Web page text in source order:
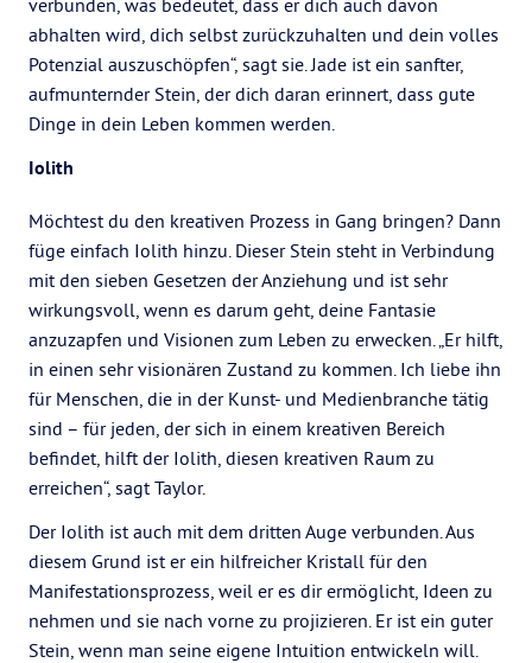
verbunden, was bedeutet, dass er dich auch davon
abhalten wird, dich selbst zurückzuhalten und dein volles
Potenzial auszuschöpfen“, sagt sie. Jade ist ein sanfter,
aufmunternder Stein, der dich daran erinnert, dass gute
Dinge in dein Leben kommen werden.
Iolith
Möchtest du den kreativen Prozess in Gang bringen? Dann
füge einfach Iolith hinzu. Dieser Stein steht in Verbindung
mit den sieben Gesetzen der Anziehung und ist sehr
wirkungsvoll, wenn es darum geht, deine Fantasie
anzuzapfen und Visionen zum Leben zu erwecken. „Er hilft,
in einen sehr visionären Zustand zu kommen. Ich liebe ihn
für Menschen, die in der Kunst- und Medienbranche tätig
sind – für jeden, der sich in einem kreativen Bereich
befindet, hilft der Iolith, diesen kreativen Raum zu
erreichen“, sagt Taylor.
Der Iolith ist auch mit dem dritten Auge verbunden. Aus
diesem Grund ist er ein hilfreicher Kristall für den
Manifestationsprozess, weil er es dir ermöglicht, Ideen zu
nehmen und sie nach vorne zu projizieren. Er ist ein guter
Stein, wenn man seine eigene Intuition entwickeln will.